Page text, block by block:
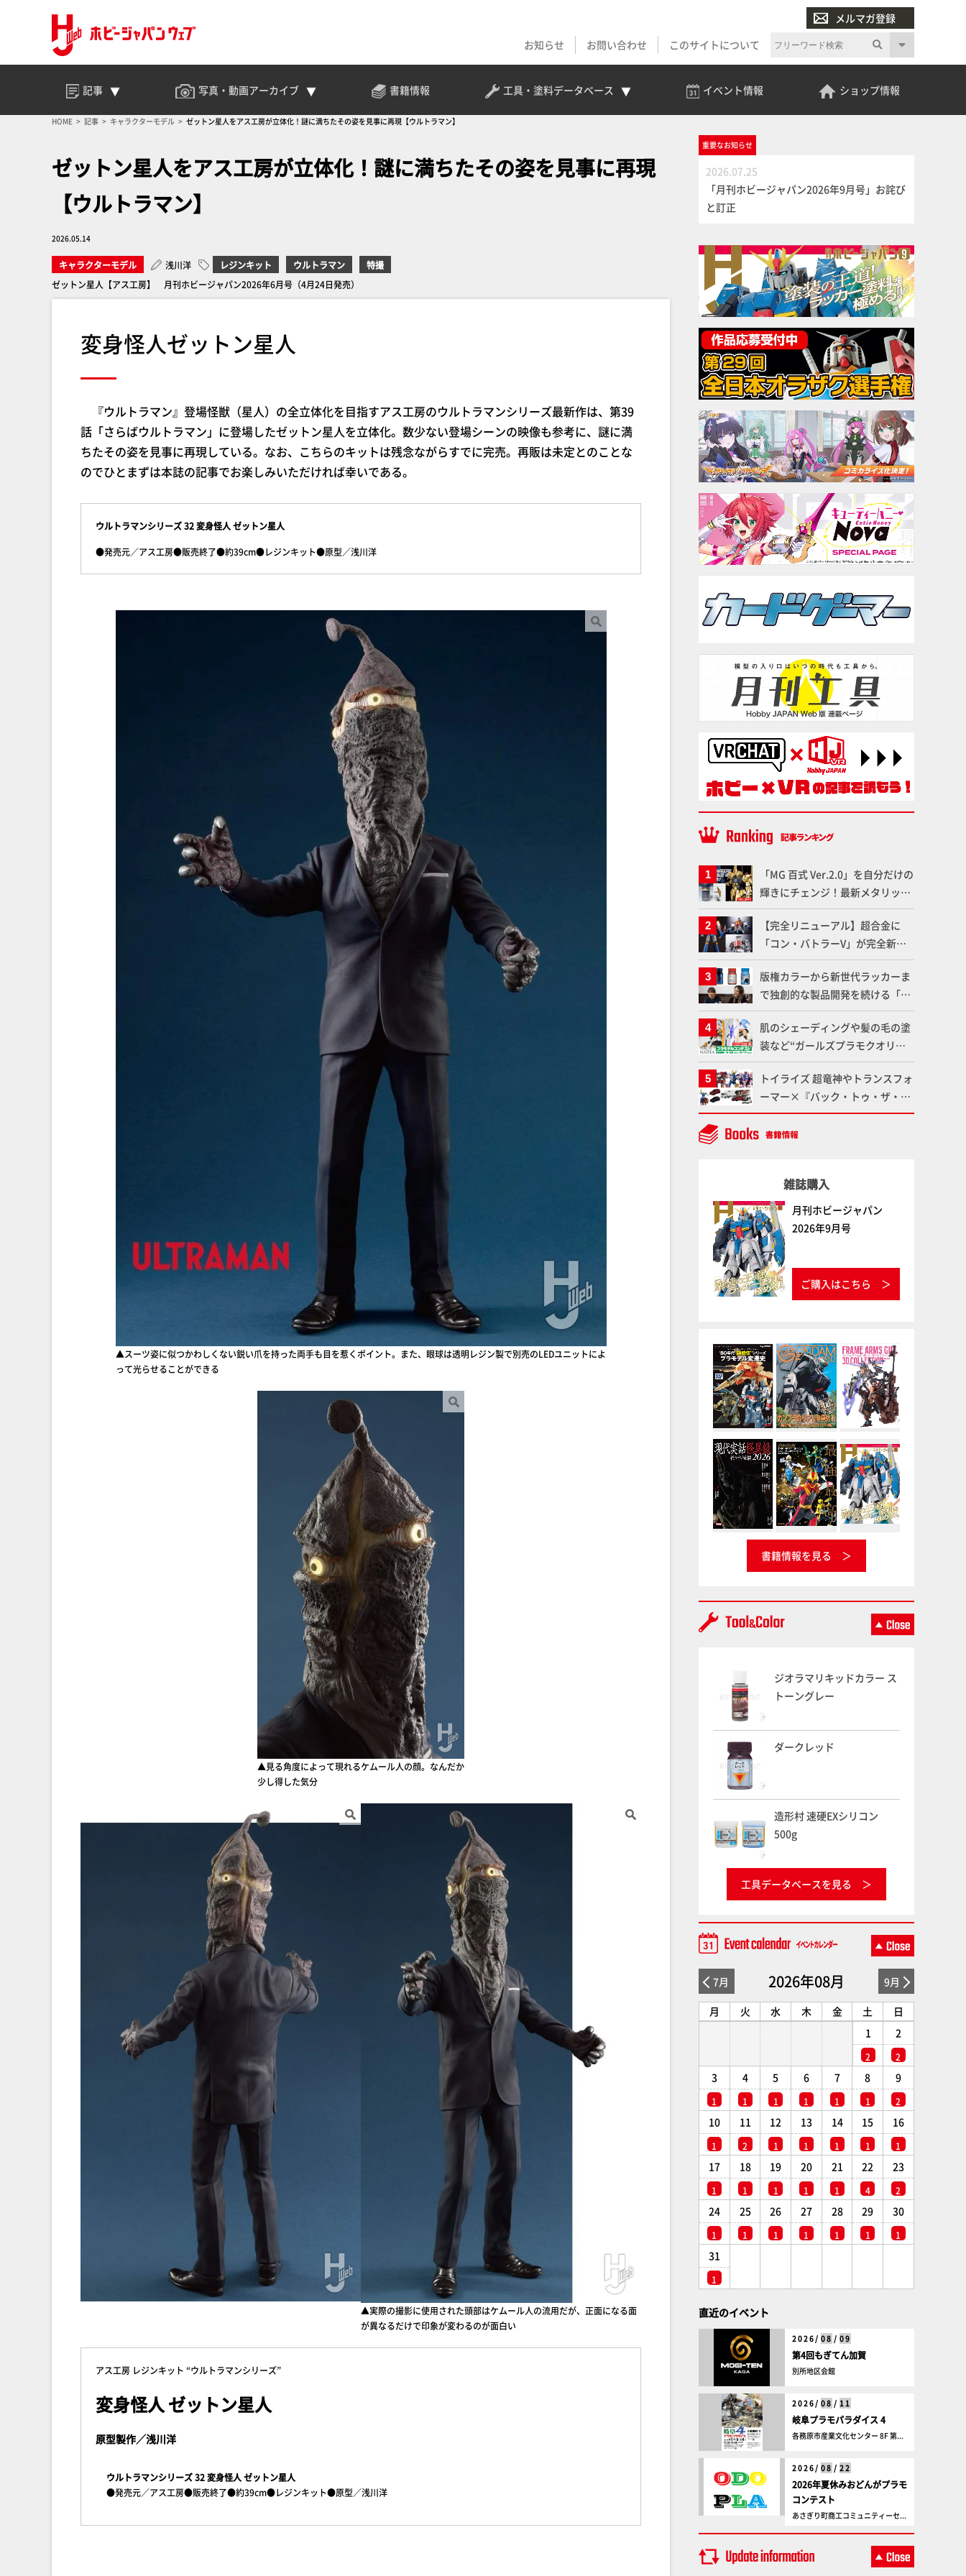
メルマガ登録
お知らせ
お問い合わせ このサイトについて
記事 写真・動画アーカイブ 書籍情報 工具・塗料データベース イベント情報 ショップ情報
HOME 記事 キャラクターモデル ゼットン星人をアス工房が立体化！謎に満ちたその姿を見事に再現【ウルトラマン】
ゼットン星人をアス工房が立体化！謎に満ちたその姿を見事に再現
【ウルトラマン】
2026.05.14
キャラクターモデル 浅川洋 レジンキット ウルトラマン
特撮
ゼットン星人【アス工房】 月刊ホビージャパン2026年6月号（4月24日発売）
変身怪人ゼットン星人
『ウルトラマン』登場怪獣（星人）の全立体化を目指すアス工房のウルトラマンシリーズ最新作は、第39
話「さらばウルトラマン」に登場したゼットン星人を立体化。数少ない登場シーンの映像も参考に、謎に満
ちたその姿を見事に再現している。なお、こちらのキットは残念ながらすでに完売。再販は未定とのことな
のでひとまずは本誌の記事でお楽しみいただければ幸いである。
ウルトラマンシリーズ 32 変身怪人 ゼットン星人
●発売元／アス工房●販売終了●約39cm●レジンキット●原型／浅川洋
▲スーツ姿に似つかわしくない鋭い爪を持った両手も目を惹くポイント。また、眼球は透明レジン製で別売のLEDユニットによ
って光らせることができる
▲見る角度によって現れるケムール人の顔。なんだか
少し得した気分
▲実際の撮影に使用された頭部はケムール人の流用だが、正面になる面
が異なるだけで印象が変わるのが面白い
アス工房 レジンキット “ウルトラマンシリーズ”
変身怪人 ゼットン星人
原型製作／浅川洋
ウルトラマンシリーズ 32 変身怪人 ゼットン星人
●発売元／アス工房●販売終了●約39cm●レジンキット●原型／浅川洋
重要なお知らせ
2026.07.25
「月刊ホビージャパン2026年9月号」お詫び
と訂正
「MG 百式 Ver.2.0」を自分だけの
輝きにチェンジ！最新メタリック
塗料を使ってより金属感を増した
仕上がりに!!【試し読み】
【完全リニューアル】超合金に
「コン・バトラーV」が完全新規
造形で登場！気になる仕様を試作
品の撮り下ろしでご紹介!!さらに
「大鉄人17」＆「ワンエイト」セ
ット情報もお届け！【超合金の
魂】
版権カラーから新世代ラッカーま
で独創的な製品開発を続ける「ガ
イアノーツ」に塗料開発の裏側と
ラッカー塗料の未来についてイン
タビュー！
肌のシェーディングや髪の毛の塗
装など“ガールズプラモクオリテ
ィアップ術”で仕上げる！カスタ
ム作例「白騎士ソフィエラ」が完
成！【「アルカナディアプラモデ
ルコンテスト」～8月17日（月）
11:59まで応募受付中】
トイライズ 超竜神やトランスフォ
ーマー×『バック・トゥ・ザ・フ
ューチャー』コラボアイテムな
ど、タカラトミーの注目アイテム
雑誌購入
月刊ホビージャパン
2026年9月号
ご購入はこちら
書籍情報を見る
ジオラマリキッドカラー ス
トーングレー
ダークレッド
造形村 速硬EXシリコン
500g
工具データベースを見る
7月 2026年08月 9月
月 火 水 木 金 土
日
1
2
2
2
3
1
4
1
5
1
6
1
7
1
8
1
9
2
10
1
11
2
12
1
13
1
14
1
15
1
16
1
17
1
18
1
19
1
20
1
21
1
22
4
23
2
24
1
25
1
26
1
27
1
28
1
29
1
30
1
31
1
直近のイベント
2026/ 08 / 09
第4回もぎてん加賀
別所地区会館
2026/ 08 / 11
岐阜プラモパラダイス 4
各務原市産業文化センター 8F 第...
2026/ 08 / 22
2026年夏休みおどんがプラモ
コンテスト
あさぎり町商工コミュニティーセ...